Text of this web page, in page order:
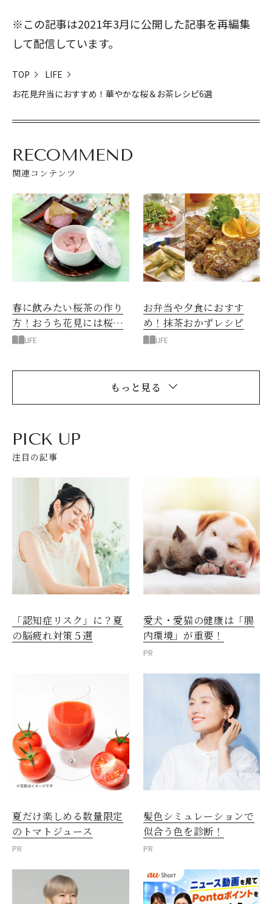
※この記事は2021年3月に公開した記事を再編集
して配信しています。
TOP
LIFE
お花見弁当におすすめ！華やかな桜＆お茶レシピ6選
RECOMMEND
関連コンテンツ
春に飲みたい桜茶の作り
方！おうち花見には桜煎
茶も
LIFE
お弁当や夕食におすす
め！抹茶おかずレシピ
LIFE
もっと見る
PICK UP
注目の記事
「認知症リスク」に？夏
の脳疲れ対策５選
愛犬・愛猫の健康は「腸
内環境」が重要！
PR
夏だけ楽しめる数量限定
のトマトジュース
PR
髪色シミュレーションで
似合う色を診断！
PR